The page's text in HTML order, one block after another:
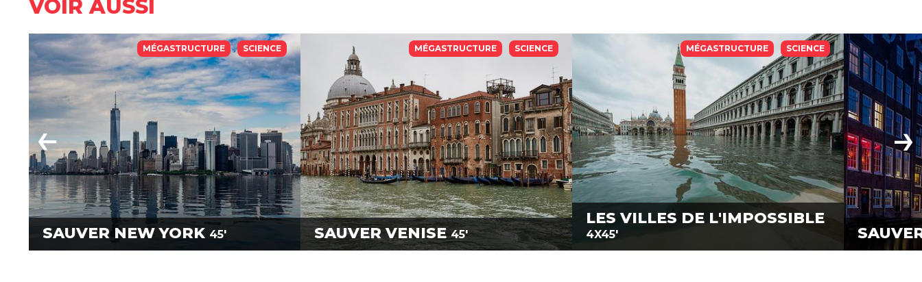
VOIR AUSSI
MÉGASTRUCTURE SCIENCE
SAUVER NEW YORK 45'
MÉGASTRUCTURE SCIENCE
SAUVER VENISE 45'
MÉGASTRUCTURE SCIENCE
LES VILLES DE L'IMPOSSIBLE
4X45'